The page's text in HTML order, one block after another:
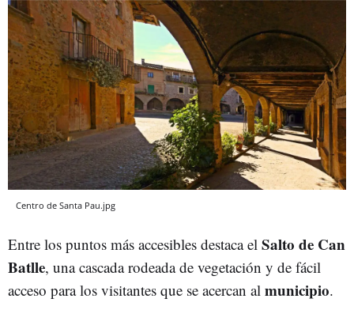
Centro de Santa Pau.jpg
Entre los puntos más accesibles destaca el Salto de Can
Batlle, una cascada rodeada de vegetación y de fácil
acceso para los visitantes que se acercan al municipio.